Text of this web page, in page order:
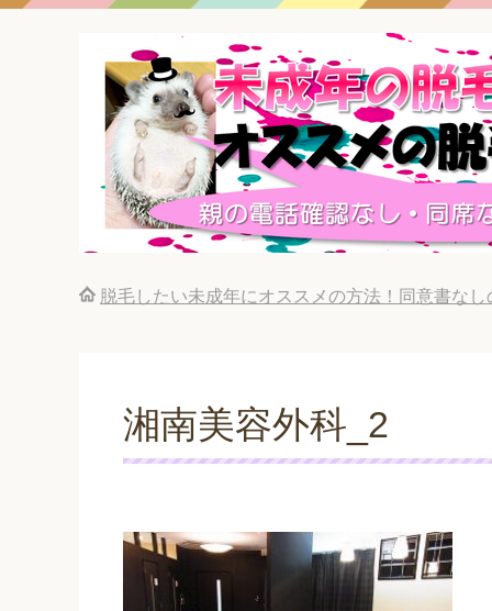
脱毛したい未成年にオススメの方法！同意書な
湘南美容外科_2